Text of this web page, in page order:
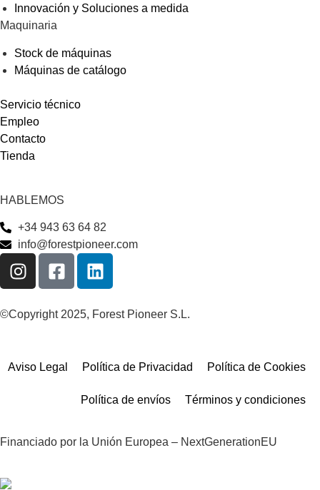
Innovación y Soluciones a medida
Maquinaria
Stock de máquinas
Máquinas de catálogo
Servicio técnico
Empleo
Contacto
Tienda
HABLEMOS
+34 943 63 64 82
info@forestpioneer.com
©Copyright 2025, Forest Pioneer S.L.
Aviso Legal Política de Privacidad Política de Cookies
Política de envíos Términos y condiciones
Financiado por la Unión Europea – NextGenerationEU